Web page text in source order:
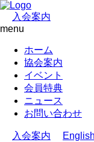
入会案内
menu
ホーム
協会案内
イベント
会員特典
ニュース
お問い合わせ
入会案内
English